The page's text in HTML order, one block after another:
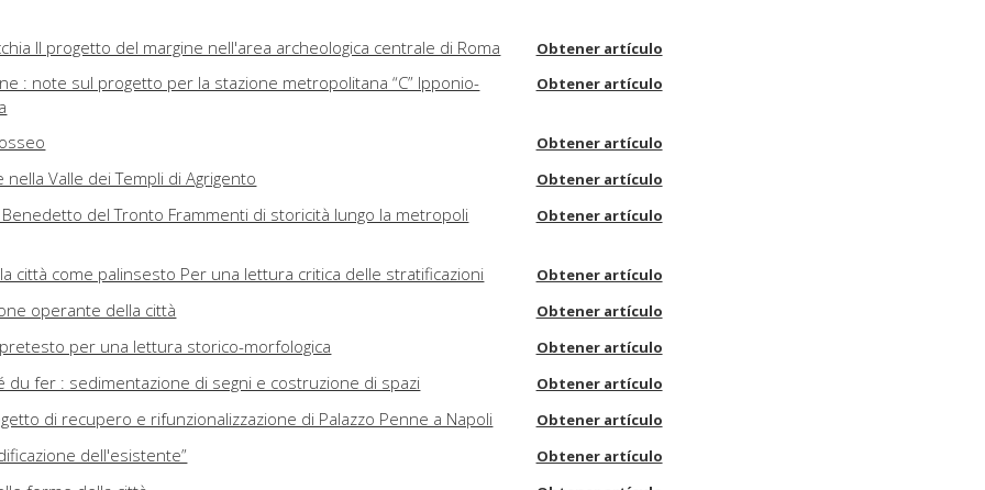
Il progetto del margine nell'area archeologica centrale di Roma Obtener artículo
: note sul progetto per la stazione metropolitana “C” Ipponio-
Obtener artículo
Obtener artículo
Valle dei Templi di Agrigento Obtener artículo
Benedetto del Tronto Frammenti di storicità lungo la metropoli
Obtener artículo
città come palinsesto Per una lettura critica delle stratificazioni Obtener artículo
operante della città Obtener artículo
per una lettura storico-morfologica Obtener artículo
du fer : sedimentazione di segni e costruzione di spazi Obtener artículo
di recupero e rifunzionalizzazione di Palazzo Penne a Napoli Obtener artículo
dell'esistente” Obtener artículo